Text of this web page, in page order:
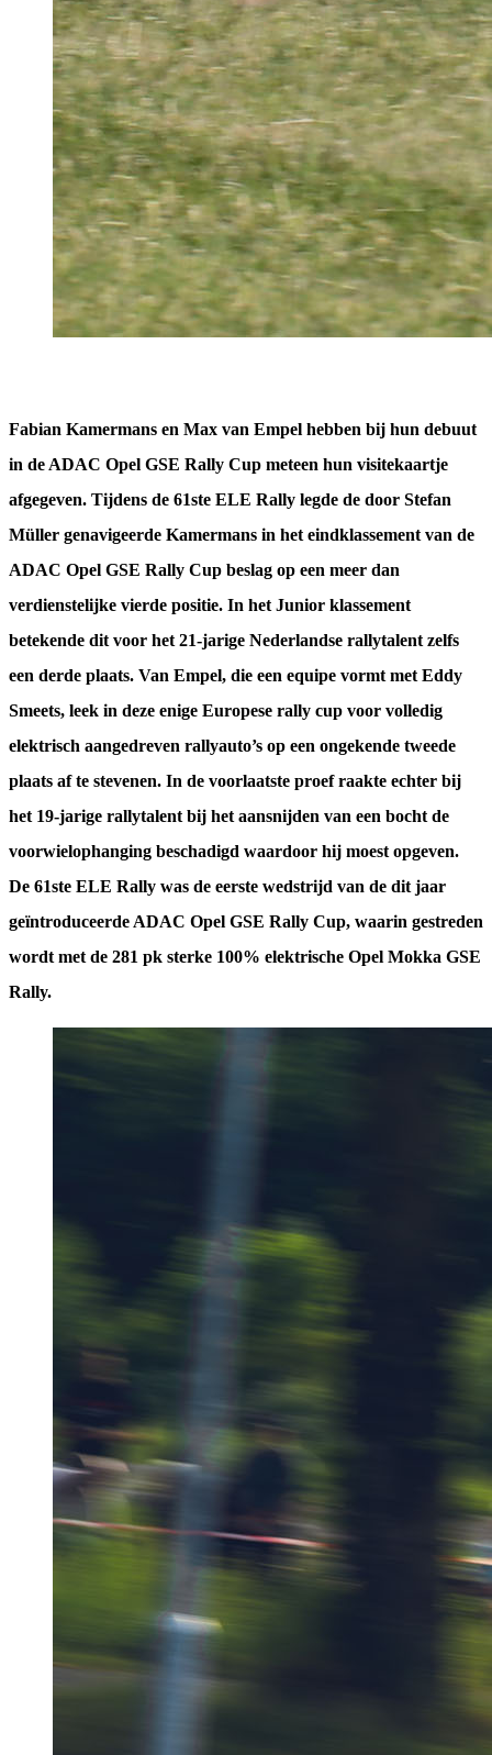
Fabian Kamermans en Max van Empel hebben bij hun debuut
in de ADAC Opel GSE Rally Cup meteen hun visitekaartje
afgegeven. Tijdens de 61ste ELE Rally legde de door Stefan
Müller genavigeerde Kamermans in het eindklassement van de
ADAC Opel GSE Rally Cup beslag op een meer dan
verdienstelijke vierde positie. In het Junior klassement
betekende dit voor het 21-jarige Nederlandse rallytalent zelfs
een derde plaats. Van Empel, die een equipe vormt met Eddy
Smeets, leek in deze enige Europese rally cup voor volledig
elektrisch aangedreven rallyauto’s op een ongekende tweede
plaats af te stevenen. In de voorlaatste proef raakte echter bij
het 19-jarige rallytalent bij het aansnijden van een bocht de
voorwielophanging beschadigd waardoor hij moest opgeven.
De 61ste ELE Rally was de eerste wedstrijd van de dit jaar
geïntroduceerde ADAC Opel GSE Rally Cup, waarin gestreden
wordt met de 281 pk sterke 100% elektrische Opel Mokka GSE
Rally.